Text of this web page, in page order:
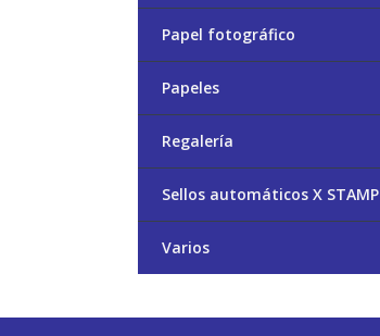
Papel fotográfico
Papeles
Regalería
Sellos automáticos X STAMP
Varios